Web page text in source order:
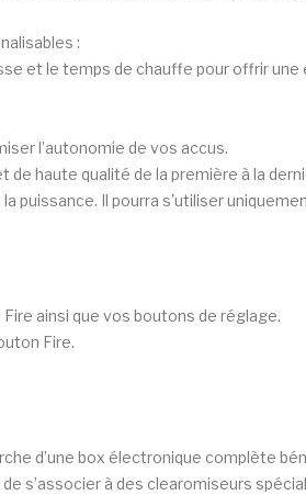
:
et le temps de chauffe pour offrir
l’autonomie de vos accus.
haute qualité de la première à la
Il pourra s'utiliser
ainsi que vos boutons de réglage.
Fire.
d’une box électronique complète
s’associer à des clearomiseurs